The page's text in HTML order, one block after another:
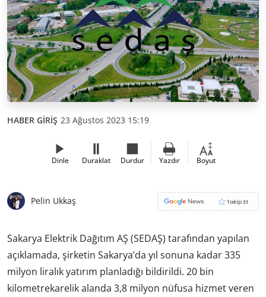
HABER GİRİŞ 23 Ağustos 2023 15:19
Dinle Duraklat Durdur Yazdır Boyut
Pelin Ukkaş
Sakarya Elektrik Dağıtım AŞ (SEDAŞ) tarafından yapılan
açıklamada, şirketin Sakarya’da yıl sonuna kadar 335
milyon liralık yatırım planladığı bildirildi. 20 bin
kilometrekarelik alanda 3,8 milyon nüfusa hizmet veren